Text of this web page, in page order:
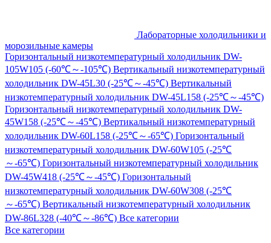
Лабораторные холодильники и
морозильные камеры
Горизонтальный низкотемпературный холодильник DW-
105W105 (-60℃～-105℃) Вертикальный низкотемпературный
холодильник DW-45L30 (-25℃～-45℃) Вертикальный
низкотемпературный холодильник DW-45L158 (-25℃～-45℃)
Горизонтальный низкотемпературный холодильник DW-
45W158 (-25℃～-45℃) Вертикальный низкотемпературный
холодильник DW-60L158 (-25℃～-65℃) Горизонтальный
низкотемпературный холодильник DW-60W105 (-25℃
～-65℃) Горизонтальный низкотемпературный холодильник
DW-45W418 (-25℃～-45℃) Горизонтальный
низкотемпературный холодильник DW-60W308 (-25℃
～-65℃) Вертикальный низкотемпературный холодильник
DW-86L328 (-40℃～-86℃) Все категории
Все категории